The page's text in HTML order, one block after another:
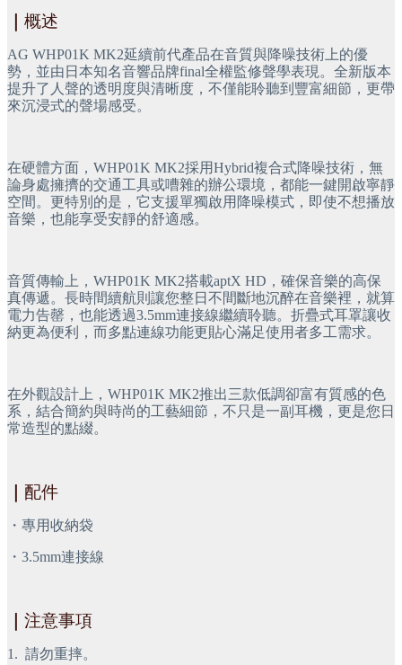
概述
AG WHP01K MK2延續前代產品在音質與降噪技術上的優
勢，並由日本知名音響品牌final全權監修聲學表現。全新版本
提升了人聲的透明度與清晰度，不僅能聆聽到豐富細節，更帶
來沉浸式的聲場感受。
在硬體方面，WHP01K MK2採用Hybrid複合式降噪技術，無
論身處擁擠的交通工具或嘈雜的辦公環境，都能一鍵開啟寧靜
空間。更特別的是，它支援單獨啟用降噪模式，即使不想播放
音樂，也能享受安靜的舒適感。
音質傳輸上，WHP01K MK2搭載aptX HD，確保音樂的高保
真傳遞。長時間續航則讓您整日不間斷地沉醉在音樂裡，就算
電力告罄，也能透過3.5mm連接線繼續聆聽。折疊式耳罩讓收
納更為便利，而多點連線功能更貼心滿足使用者多工需求。
在外觀設計上，WHP01K MK2推出三款低調卻富有質感的色
系，結合簡約與時尚的工藝細節，不只是一副耳機，更是您日
常造型的點綴。
配件
・專用收納袋
・3.5mm連接線
注意事項
1. 請勿重摔。